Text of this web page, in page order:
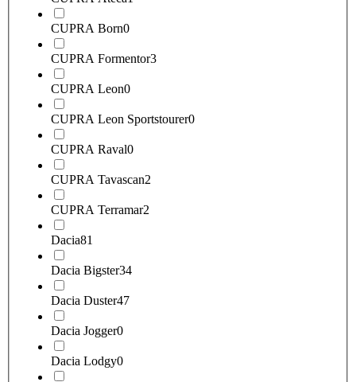
CUPRA Born0
CUPRA Formentor3
CUPRA Leon0
CUPRA Leon Sportstourer0
CUPRA Raval0
CUPRA Tavascan2
CUPRA Terramar2
Dacia81
Dacia Bigster34
Dacia Duster47
Dacia Jogger0
Dacia Lodgy0